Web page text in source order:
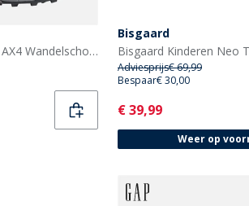
adidas Dames Terrex AX4 Wandelschoenen Grey Six/Preloved Fig/Core Black
Bisgaard
Adviesprijs€ 69,99
Bespaar€ 30,00
Current
€ 39,99
Weer op